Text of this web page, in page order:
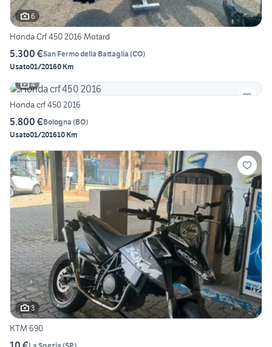
6
Honda Crf 450 2016 Motard
5.300 €San Fermo della Battaglia (CO)
Usato01/20160 Km
4
Honda crf 450 2016
5.800 €Bologna (BO)
Usato01/201610 Km
3
KTM 690